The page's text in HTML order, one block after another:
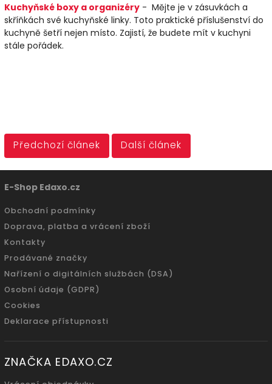
Kuchyňské boxy a organizéry - Mějte je v zásuvkách a
skříňkách své kuchyňské linky. Toto praktické příslušenství do
kuchyně šetří nejen místo. Zajistí, že budete mít v kuchyni
stále pořádek.
Předchozí článek Další článek
E-Shop Edaxo.cz
Obchodní podmínky
Doprava, platba a vrácení zboží
Kontakty
Prodávané značky
Nařízení o digitálních službách (DSA)
Osobní údaje (GDPR)
Cookies
Deklarace přístupnosti
ZNAČKA EDAXO.CZ